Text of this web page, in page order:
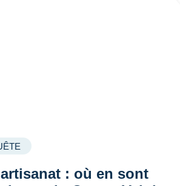
: où en sont